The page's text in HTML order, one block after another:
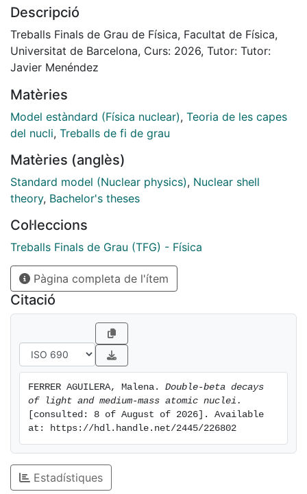
would allow the existence of a hypothetical neutrino-
less double-β decay (0νββ), which violates the
symmetries of the Standard Model of particle physics
because only two electrons are emitted. In this work,
(NMEs) for light and medium-mass nuclei from 6He to
60Ca.
We find larger values of the NMEs for decays where
find a good correlation between 0νββ NMEs and
double Gamow-Teller NMEs, which can be measured in
nuclear reactions. This correlation is approximately
Descripció
Treballs Finals de Grau de Física, Facultat de Física,
Universitat de Barcelona, Curs: 2026, Tutor: Tutor:
Javier Menéndez
Matèries
Model estàndard (Física nuclear), Teoria de les capes
del nucli, Treballs de fi de grau
Matèries (anglès)
Standard model (Nuclear physics), Nuclear shell
theory, Bachelor's theses
Col·leccions
Treballs Finals de Grau (TFG) - Física
Pàgina completa de l'ítem
Citació
FERRER AGUILERA, Malena. Double-beta decays
of light and medium-mass atomic nuclei.
[consulted: 8 of August of 2026]. Available
at: https://hdl.handle.net/2445/226802
Estadístiques